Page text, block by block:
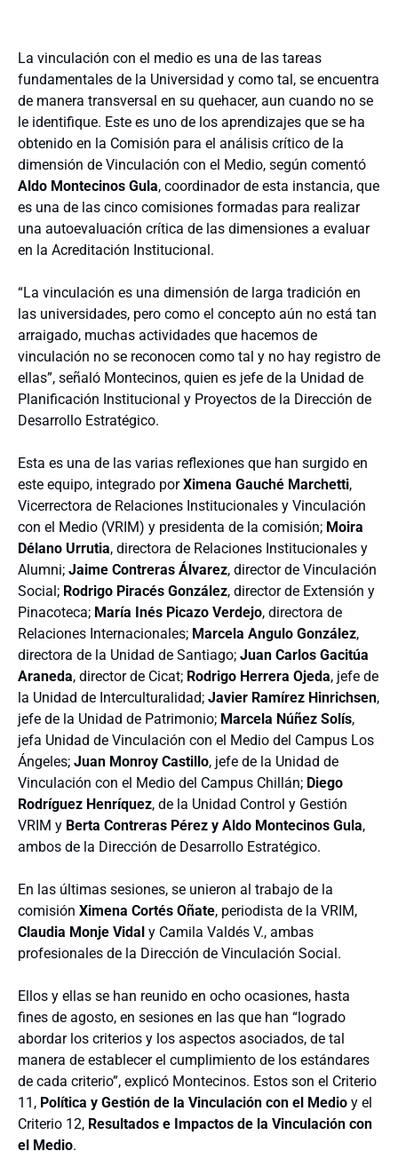
La vinculación con el medio es una de las tareas
fundamentales de la Universidad y como tal, se encuentra
de manera transversal en su quehacer, aun cuando no se
le identifique. Este es uno de los aprendizajes que se ha
obtenido en la Comisión para el análisis crítico de la
dimensión de Vinculación con el Medio, según comentó
Aldo Montecinos Gula, coordinador de esta instancia, que
es una de las cinco comisiones formadas para realizar
una autoevaluación crítica de las dimensiones a evaluar
en la Acreditación Institucional.
“La vinculación es una dimensión de larga tradición en
las universidades, pero como el concepto aún no está tan
arraigado, muchas actividades que hacemos de
vinculación no se reconocen como tal y no hay registro de
ellas”, señaló Montecinos, quien es jefe de la Unidad de
Planificación Institucional y Proyectos de la Dirección de
Desarrollo Estratégico.
Esta es una de las varias reflexiones que han surgido en
este equipo, integrado porXimena Gauché Marchetti,
Vicerrectora de Relaciones Institucionales y Vinculación
con el Medio (VRIM) y presidenta de la comisión; Moira
Délano Urrutia, directora de Relaciones Institucionales y
Alumni; Jaime Contreras Álvarez, director de Vinculación
Social; Rodrigo Piracés González, director de Extensión y
Pinacoteca; María Inés Picazo Verdejo, directora de
Relaciones Internacionales; Marcela Angulo González,
directora de la Unidad de Santiago; Juan Carlos Gacitúa
Araneda, director de Cicat; Rodrigo Herrera Ojeda, jefe de
la Unidad de Interculturalidad; Javier Ramírez Hinrichsen,
jefe de la Unidad de Patrimonio; Marcela Núñez Solís,
jefa Unidad de Vinculación con el Medio del Campus Los
Ángeles; Juan Monroy Castillo, jefe de la Unidad de
Vinculación con el Medio del Campus Chillán; Diego
Rodríguez Henríquez, de la Unidad Control y Gestión
VRIM y Berta Contreras Pérez y Aldo Montecinos Gula,
ambos de la Dirección de Desarrollo Estratégico.
En las últimas sesiones, se unieron al trabajo de la
comisión Ximena Cortés Oñate, periodista de la VRIM,
Claudia Monje Vidal y Camila Valdés V., ambas
profesionales de la Dirección de Vinculación Social.
Ellos y ellas se han reunido en ocho ocasiones, hasta
fines de agosto, en sesiones en las que han “logrado
abordar los criterios y los aspectos asociados, de tal
manera de establecer el cumplimiento de los estándares
de cada criterio”, explicó Montecinos. Estos son el Criterio
11, Política y Gestión de la Vinculación con el Medio y el
Criterio 12, Resultados e Impactos de la Vinculación con
el Medio.